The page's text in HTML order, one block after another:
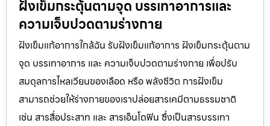
ฝังเข็มกระตุ้นตามจุด บรรเทาอาการและ
ความเจ็บปวดตามร่างกาย
ฝังเข็มแก้อาการใกล้ฉัน รับฝังเข็มแก้อาการ ฝังเข็มกระตุ้นตาม
จุด บรรเทาอาการ และ ความเจ็บปวดตามร่างกาย เพื่อปรับ
สมดุลการไหลเวียนของเลือด หรือ พลังชีวิต การฝังเข็ม
สามารถช่วยให้ร่างกายของเราปล่อยสารเคมีตามธรรมชาติ
เช่น สารสื่อประสาท และ สารเอ็นโดฟิน ซึ่งเป็นสารบรรเทา